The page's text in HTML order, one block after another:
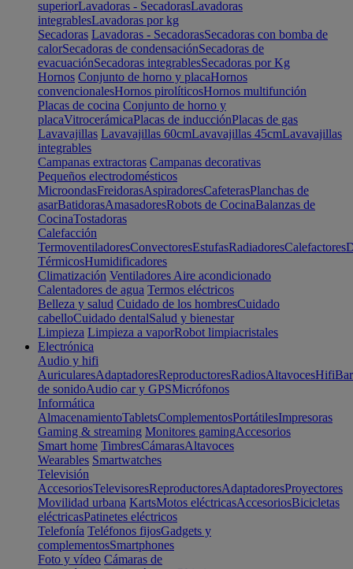
superiorLavadoras - SecadorasLavadoras
integrablesLavadoras por kg
Secadoras Lavadoras - SecadorasSecadoras con bomba de
calorSecadoras de condensaciónSecadoras de
evacuaciónSecadoras integrablesSecadoras por Kg
Hornos Conjunto de horno y placaHornos
convencionalesHornos pirolíticosHornos multifunción
Placas de cocina Conjunto de horno y
placaVitrocerámicaPlacas de inducciónPlacas de gas
Lavavajillas Lavavajillas 60cmLavavajillas 45cmLavavajillas
integrables
Campanas extractoras Campanas decorativas
Pequeños electrodomésticos
MicroondasFreidorasAspiradoresCafeterasPlanchas de
asarBatidorasAmasadoresRobots de CocinaBalanzas de
CocinaTostadoras
Calefacción
TermoventiladoresConvectoresEstufasRadiadoresCalefactores
TérmicosHumidificadores
Climatización Ventiladores Aire acondicionado
Calentadores de agua Termos eléctricos
Belleza y salud Cuidado de los hombresCuidado
cabelloCuidado dentalSalud y bienestar
Limpieza Limpieza a vaporRobot limpiacristales
Electrónica
Audio y hifi
AuricularesAdaptadoresReproductoresRadiosAltavocesHifi
de sonidoAudio car y GPSMicrófonos
Informática
AlmacenamientoTabletsComplementosPortátilesImpresoras
Gaming & streaming Monitores gamingAccesorios
Smart home TimbresCámarasAltavoces
Wearables Smartwatches
Televisión
AccesoriosTelevisoresReproductoresAdaptadoresProyectores
Movilidad urbana KartsMotos eléctricasAccesoriosBicicletas
eléctricasPatinetes eléctricos
Telefonía Teléfonos fijosGadgets y
complementosSmartphones
Foto y vídeo Cámaras de